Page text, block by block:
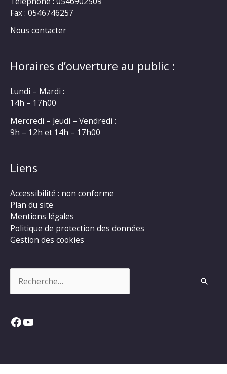
Fax : 0546746257
Nous contacter
Horaires d’ouverture au public :
Lundi – Mardi :
14h – 17h00
Mercredi – Jeudi – Vendredi :
9h – 12h et 14h – 17h00
Liens
Accessibilité : non conforme
Plan du site
Mentions légales
Politique de protection des données
Gestion des cookies
Facebook
YouTube